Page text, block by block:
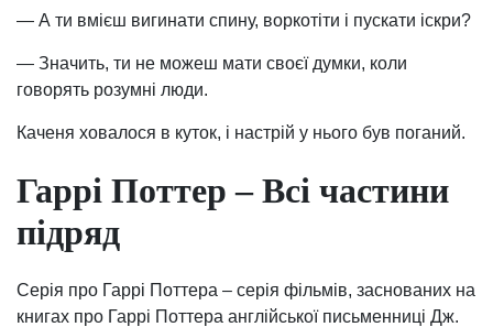
— А ти вмієш вигинати спину, воркотіти і пускати іскри?
— Значить, ти не можеш мати своєї думки, коли
говорять розумні люди.
Каченя ховалося в куток, і настрій у нього був поганий.
Гаррі Поттер – Всі частини
підряд
Серія про Гаррі Поттера – серія фільмів, заснованих на
книгах про Гаррі Поттера англійської письменниці Дж.